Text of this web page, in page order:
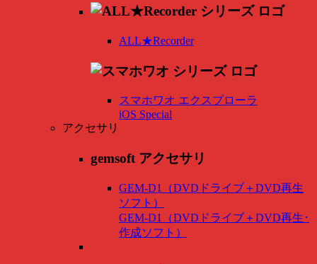
ALL★Recorder
スマホワオ エクスプローラ
iOS Special
アクセサリ
gemsoft アクセサリ
GEM-D1（DVDドライブ＋DVD再生
ソフト）
GEM-D1（DVDドライブ＋DVD再生･
作成ソフト）